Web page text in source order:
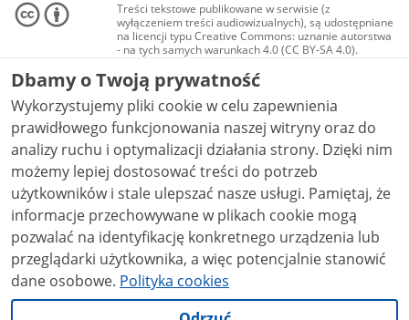
Treści tekstowe publikowane w serwisie (z
wyłączeniem treści audiowizualnych), są udostępniane
na licencji typu Creative Commons: uznanie autorstwa
- na tych samych warunkach 4.0 (CC BY-SA 4.0).
Materiały audiowizualne, w tym zdjęcia, materiały
audio i wideo, są udostępniane na licencji typu
Creative Commons: uznanie autorstwa użycie
niekomercyjne - bez utworów zależnych 4.0 (CC BY-
NC-ND 4.0), o ile nie jest to stwierdzone inaczej.
Dbamy o Twoją prywatność
Wykorzystujemy pliki cookie w celu zapewnienia
prawidłowego funkcjonowania naszej witryny oraz do
analizy ruchu i optymalizacji działania strony. Dzięki nim
możemy lepiej dostosować treści do potrzeb
użytkowników i stale ulepszać nasze usługi. Pamiętaj, że
informacje przechowywane w plikach cookie mogą
pozwalać na identyfikację konkretnego urządzenia lub
przeglądarki użytkownika, a więc potencjalnie stanowić
dane osobowe. Polityka cookies